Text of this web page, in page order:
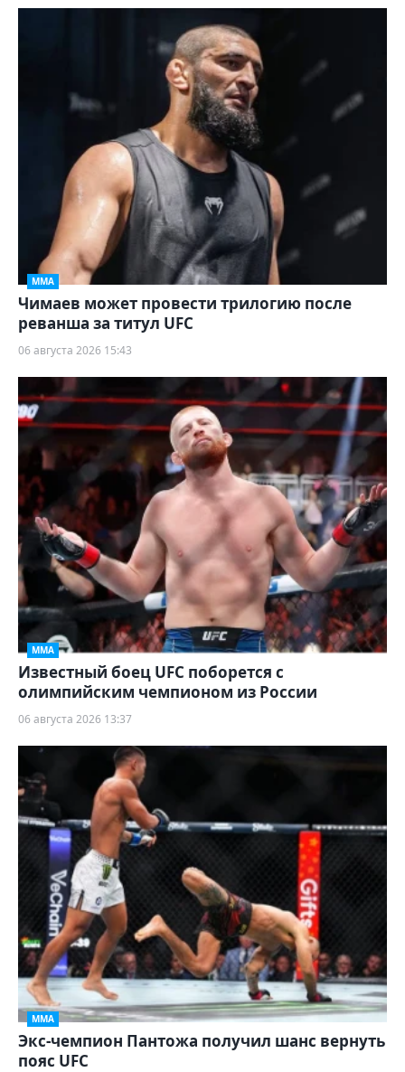
ММА
Чимаев может провести трилогию после
реванша за титул UFC
06 августа 2026 15:43
ММА
Известный боец UFC поборется с
олимпийским чемпионом из России
06 августа 2026 13:37
ММА
Экс-чемпион Пантожа получил шанс вернуть
пояс UFC